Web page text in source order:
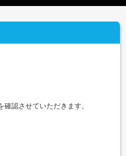
確認させていただきます。